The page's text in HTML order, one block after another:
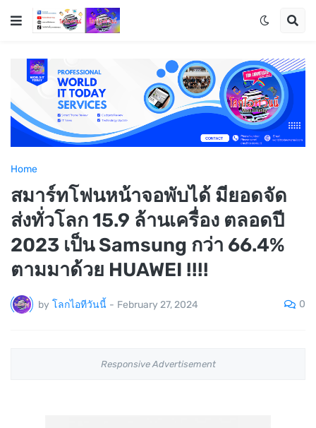
Home
สมาร์ทโฟนหน้าจอพับได้ มียอดจัด
ส่งทั่วโลก 15.9 ล้านเครื่อง ตลอดปี
2023 เป็น Samsung กว่า 66.4%
ตามมาด้วย HUAWEI !!!!
by โลกไอทีวันนี้ - February 27, 2024 0
Responsive Advertisement